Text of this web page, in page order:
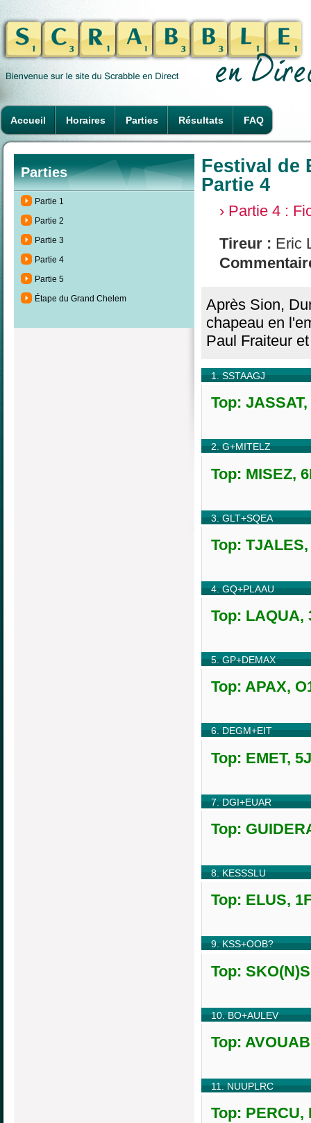
Accueil Horaires Parties Résultats FAQ
Parties
Partie 1
Partie 2
Partie 3
Partie 4
Partie 5
Étape du Grand Chelem
Festival de
Partie 4
› Partie 4 :
Tireur : Eric
Après Sion,
chapeau en
Paul Fraiteur
1. SSTAAGJ
Top:
2. G+MITELZ
Top: MISEZ,
3. GLT+SQEA
Top:
4. GQ+PLAAU
Top: LAQUA,
5. GP+DEMAX
Top: APAX,
6. DEGM+EIT
Top: EMET,
7. DGI+EUAR
Top:
8. KESSSLU
Top: ELUS,
9. KSS+OOB?
Top:
10. BO+AULEV
Top:
11. NUUPLRC
Top: PERCU,